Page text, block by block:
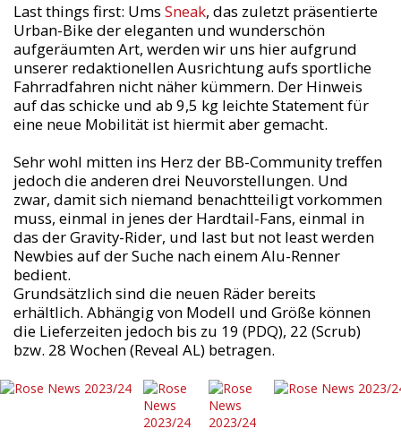
Last things first: Ums Sneak, das zuletzt präsentierte
Urban-Bike der eleganten und wunderschön
aufgeräumten Art, werden wir uns hier aufgrund
unserer redaktionellen Ausrichtung aufs sportliche
Fahrradfahren nicht näher kümmern. Der Hinweis
auf das schicke und ab 9,5 kg leichte Statement für
eine neue Mobilität ist hiermit aber gemacht.
Sehr wohl mitten ins Herz der BB-Community treffen
jedoch die anderen drei Neuvorstellungen. Und
zwar, damit sich niemand benachtteiligt vorkommen
muss, einmal in jenes der Hardtail-Fans, einmal in
das der Gravity-Rider, und last but not least werden
Newbies auf der Suche nach einem Alu-Renner
bedient.
Grundsätzlich sind die neuen Räder bereits
erhältlich. Abhängig von Modell und Größe können
die Lieferzeiten jedoch bis zu 19 (PDQ), 22 (Scrub)
bzw. 28 Wochen (Reveal AL) betragen.